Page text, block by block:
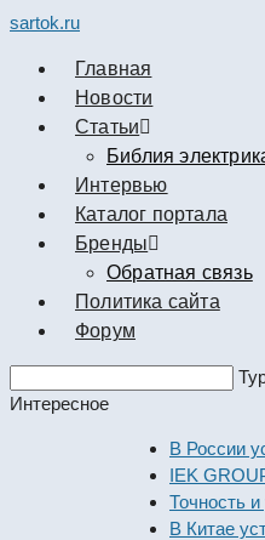
sartok.ru
Главная
Новости
Cтатьи
Библия
Интервью
Каталог портала
Бренды
Обратная связь
Политика сайта
Форум
this
Интересное
В России
IEK GROUP
Точность и
В Китае